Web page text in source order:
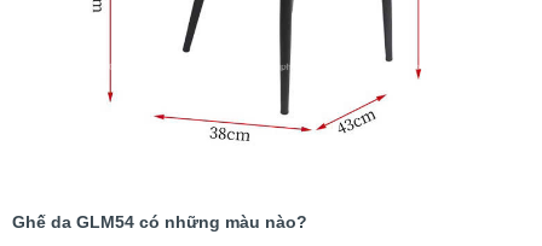
Ghế da GLM54 có những màu nào?